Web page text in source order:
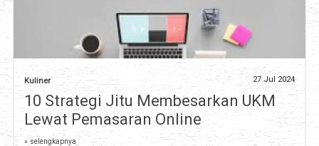
Kuliner 27 Jul 2024
10 Strategi Jitu Membesarkan UKM
Lewat Pemasaran Online
» selengkapnya